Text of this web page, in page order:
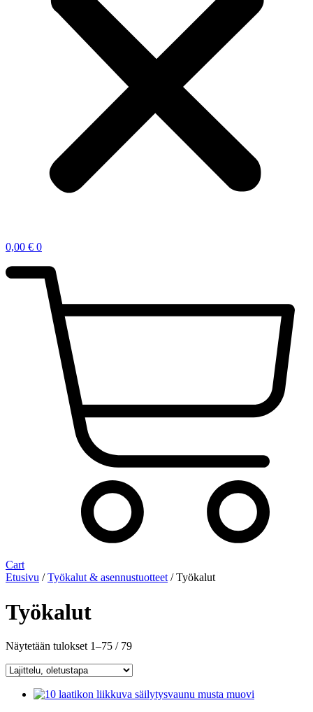
0,00 € 0
Cart
Etusivu /Työkalut & asennustuotteet / Työkalut
Työkalut
Näytetään tulokset 1–75 / 79